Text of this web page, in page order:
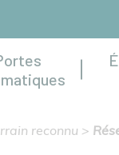
reconnu >